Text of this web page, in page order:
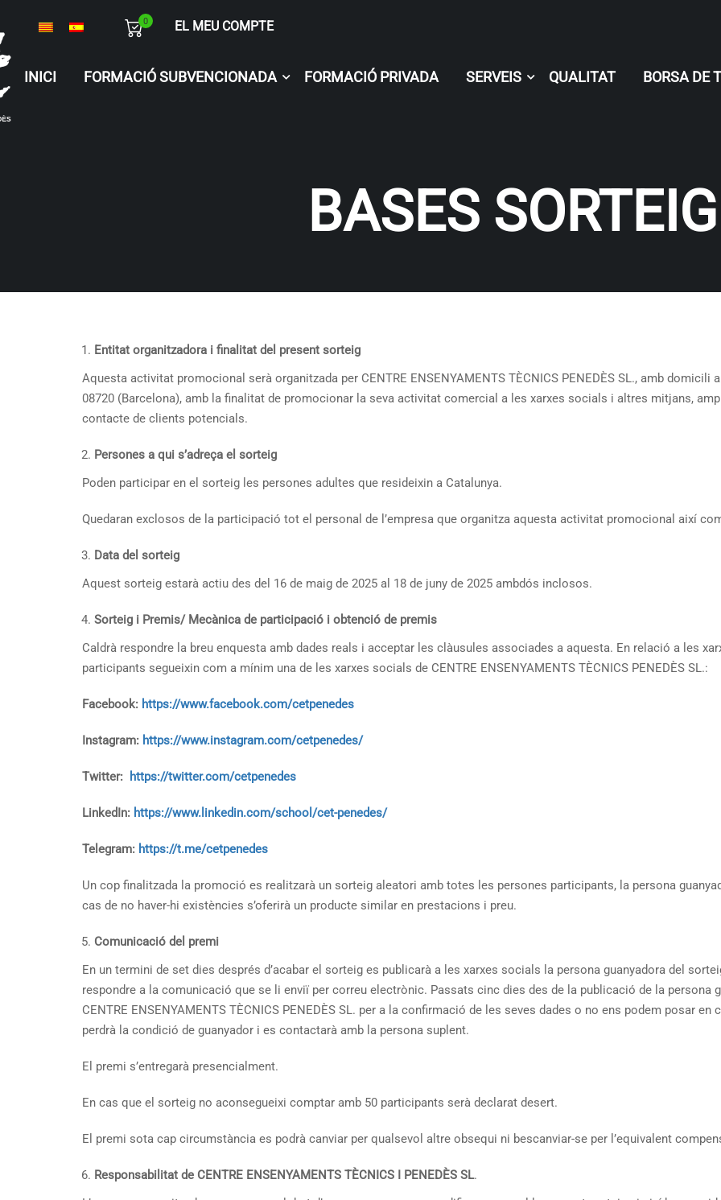
0 EL MEU COMPTE
INICI FORMACIÓ SUBVENCIONADA FORMACIÓ PRIVADA SERVEIS QUALITAT BORSA DE
BASES
Entitat organitzadora i finalitat del present sorteig
Aquesta activitat promocional serà organitzada per CENTRE ENSENYAMENTS TÈCNICS PENEDÈS SL., amb domicili
08720 (Barcelona), amb la finalitat de promocionar la seva activitat comercial a les xarxes socials i altres mitjans,
contacte de clients potencials.
Persones a qui s’adreça el sorteig
Poden participar en el sorteig les persones adultes que resideixin a Catalunya.
Quedaran exclosos de la participació tot el personal de l’empresa que organitza aquesta activitat promocional així
Data del sorteig
Aquest sorteig estarà actiu des del 16 de maig de 2025 al 18 de juny de 2025 ambdós inclosos.
Sorteig i Premis/ Mecànica de participació i obtenció de premis
Caldrà respondre la breu enquesta amb dades reals i acceptar les clàusules associades a aquesta. En relació a les
participants segueixin com a mínim una de les xarxes socials de CENTRE ENSENYAMENTS TÈCNICS PENEDÈS SL.:
Facebook: https://www.facebook.com/cetpenedes
Instagram: https://www.instagram.com/cetpenedes/
Twitter: https://twitter.com/cetpenedes
LinkedIn: https://www.linkedin.com/school/cet-penedes/
Telegram: https://t.me/cetpenedes
Un cop finalitzada la promoció es realitzarà un sorteig aleatori amb totes les persones participants, la persona
cas de no haver-hi existències s’oferirà un producte similar en prestacions i preu.
Comunicació del premi
En un termini de set dies després d’acabar el sorteig es publicarà a les xarxes socials la persona guanyadora del
respondre a la comunicació que se li enviï per correu electrònic. Passats cinc dies des de la publicació de la persona
CENTRE ENSENYAMENTS TÈCNICS PENEDÈS SL. per a la confirmació de les seves dades o no ens podem posar
perdrà la condició de guanyador i es contactarà amb la persona suplent.
El premi s’entregarà presencialment.
En cas que el sorteig no aconsegueixi comptar amb 50 participants serà declarat desert.
El premi sota cap circumstància es podrà canviar per qualsevol altre obsequi ni bescanviar-se per l’equivalent
Responsabilitat de CENTRE ENSENYAMENTS TÈCNICS I PENEDÈS SL.